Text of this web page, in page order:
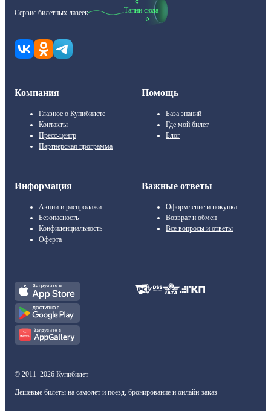
Сервис билетных лазеек Тапни сюда
Компания
Главное о Купибилете
Контакты
Пресс-центр
Партнерская программа
Помощь
База знаний
Где мой билет
Блог
Информация
Акции и распродажи
Безопасность
Конфиденциальность
Оферта
Важные ответы
Оформление и покупка
Возврат и обмен
Все вопросы и ответы
© 2011–2026 Купибилет
Дешевые билеты на самолет и поезд, бронирование и онлайн-заказ